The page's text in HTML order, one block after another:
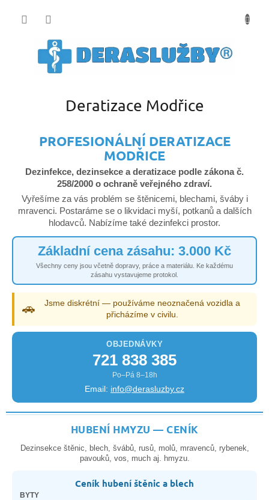
Deratizace Modřice
PROFESIONÁLNÍ DERATIZACE
MODŘICE
Dezinfekce, dezinsekce a deratizace podle zákona č.
258/2000 o ochraně veřejného zdraví.
Vyřešíme za vás problém se štěnicemi, blechami, šváby i
mravenci. Postaráme se o likvidaci myší, potkanů a dalších
hlodavců. Nabízíme také dezinfekci prostor.
Základní cena zásahu: 3.000 Kč
Všechny ceny jsou včetně dopravy, práce a materiálu. Ke každému
zásahu vystavujeme protokol.
🚗
Jsme diskrétní — používáme neoznačená vozidla a
přicházíme v civilu.
OBJEDNÁVKY
721 838 385
Po–Pá 8–18h
Email: info@derasluzby.cz
HUBENÍ HMYZU — CENÍK
Dezinsekce štěnic, blech, švábů, rusů, molů, mravenců, rybenek,
pavouků, vos, much aj. hmyzu.
Ceník hubení štěnic a blech
BYTY